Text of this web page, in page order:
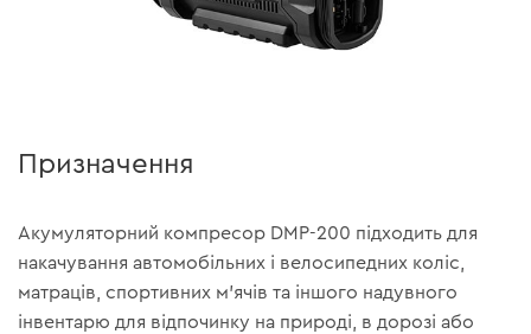
Призначення
Акумуляторний компресор DMP-200 підходить для
накачування автомобільних і велосипедних коліс,
матраців, спортивних м'ячів та іншого надувного
інвентарю для відпочинку на природі, в дорозі або